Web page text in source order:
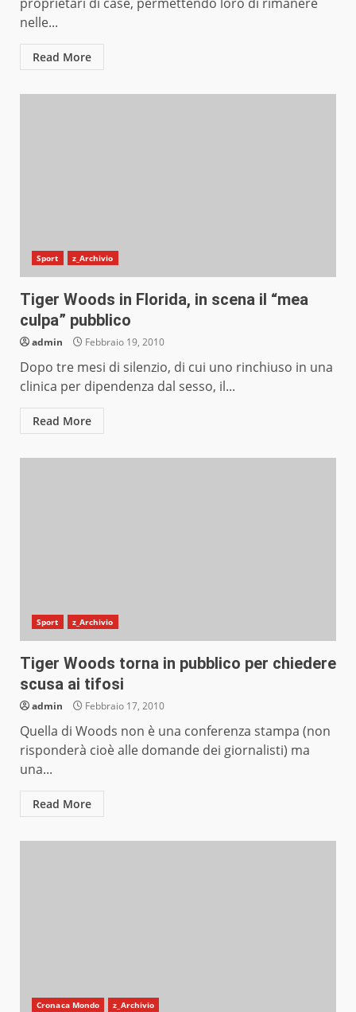
nelle...
Read More
Sport z_Archivio
Tiger Woods in Florida, in scena il “mea
culpa” pubblico
admin Febbraio 19, 2010
Dopo tre mesi di silenzio, di cui uno rinchiuso in una
clinica per dipendenza dal sesso, il...
Read More
Sport z_Archivio
Tiger Woods torna in pubblico per chiedere
scusa ai tifosi
admin Febbraio 17, 2010
Quella di Woods non è una conferenza stampa (non
risponderà cioè alle domande dei giornalisti) ma
una...
Read More
Cronaca Mondo z_Archivio